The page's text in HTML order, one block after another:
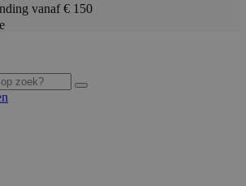
vanaf € 150